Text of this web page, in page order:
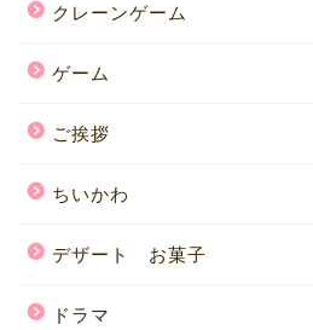
クレーンゲーム
ゲーム
ご挨拶
ちいかわ
デザート お菓子
ドラマ